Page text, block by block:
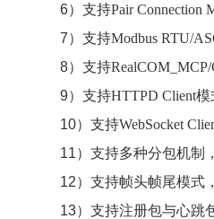
6）支持Pair Connection
7）支持Modbus RTU/
8）支持
9）支持HTTPD Client
10）支持WebSocket
11）支持多种分包机制
12）支持帧头帧尾模式
13）支持注册包与心跳